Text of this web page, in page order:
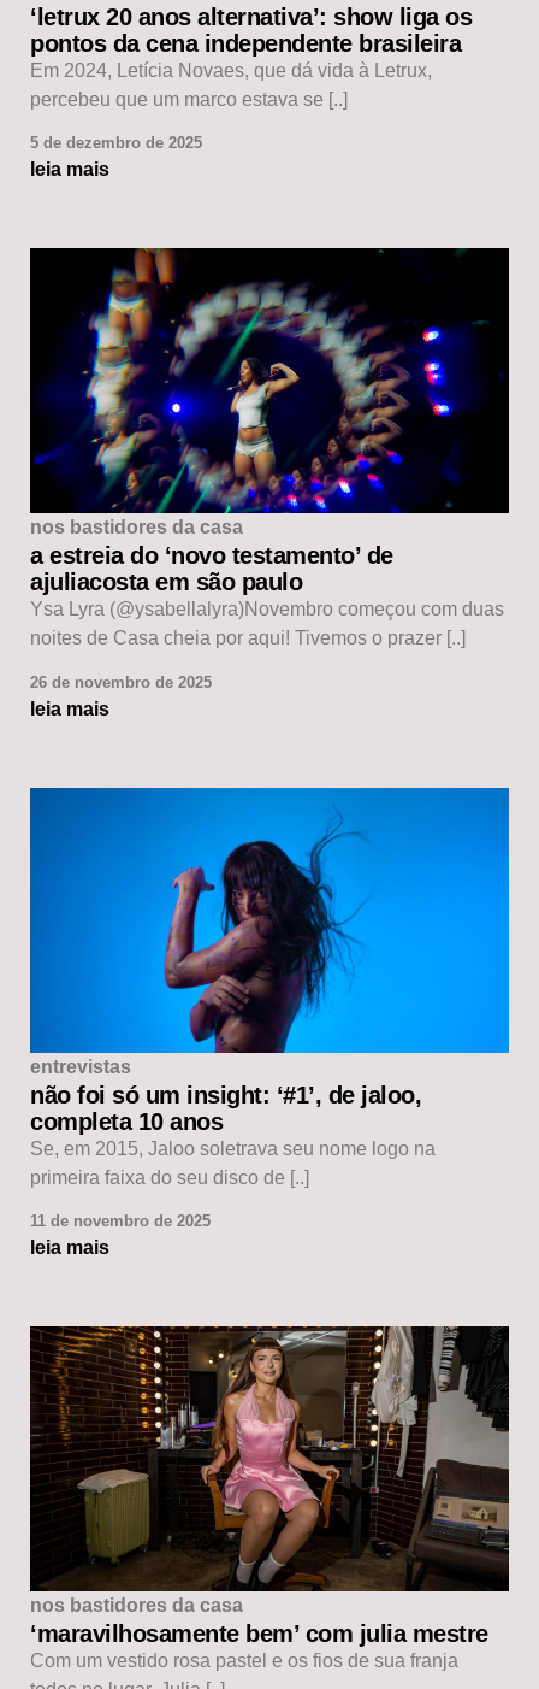
‘letrux 20 anos alternativa’: show liga os
pontos da cena independente brasileira
Em 2024, Letícia Novaes, que dá vida à Letrux,
percebeu que um marco estava se [..]
5 de dezembro de 2025
leia mais
nos bastidores da casa
a estreia do ‘novo testamento’ de
ajuliacosta em são paulo
Ysa Lyra (@ysabellalyra)Novembro começou com duas
noites de Casa cheia por aqui! Tivemos o prazer [..]
26 de novembro de 2025
leia mais
entrevistas
não foi só um insight: ‘#1’, de jaloo,
completa 10 anos
Se, em 2015, Jaloo soletrava seu nome logo na
primeira faixa do seu disco de [..]
11 de novembro de 2025
leia mais
nos bastidores da casa
‘maravilhosamente bem’ com julia mestre
Com um vestido rosa pastel e os fios de sua franja